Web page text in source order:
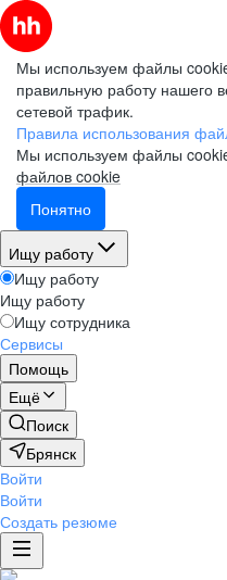
Мы используем файлы
правильную работу нашего
сетевой трафик.
Правила использования
Мы используем файлы
файлов cookie
Понятно
Ищу работу
Ищу работу
Ищу работу
Ищу сотрудника
Сервисы
Помощь
Ещё
Поиск
Брянск
Войти
Войти
Создать резюме